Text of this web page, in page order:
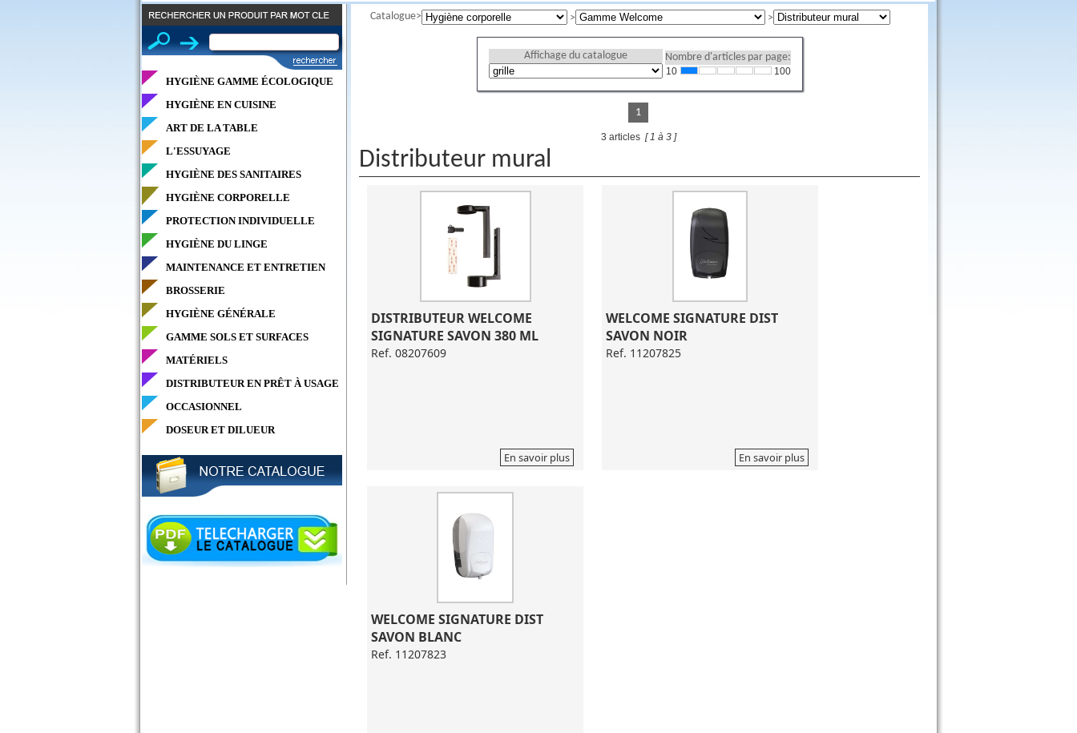
HYGIÈNE GAMME ÉCOLOGIQUE
HYGIÈNE EN CUISINE
ART DE LA TABLE
L'ESSUYAGE
HYGIÈNE DES SANITAIRES
HYGIÈNE CORPORELLE
PROTECTION INDIVIDUELLE
HYGIÈNE DU LINGE
MAINTENANCE ET ENTRETIEN
BROSSERIE
HYGIÈNE GÉNÉRALE
GAMME SOLS ET SURFACES
MATÉRIELS
DISTRIBUTEUR EN PRÊT À USAGE
OCCASIONNEL
DOSEUR ET DILUEUR
Catalogue
Affichage du catalogue Nombre d'articles par page:
10 100
1
3 articles [ 1 à 3 ]
Distributeur mural
DISTRIBUTEUR WELCOME
SIGNATURE SAVON 380 ML
Ref. 08207609
En savoir plus
WELCOME SIGNATURE DIST
SAVON NOIR
Ref. 11207825
En savoir plus
WELCOME SIGNATURE DIST
SAVON BLANC
Ref. 11207823